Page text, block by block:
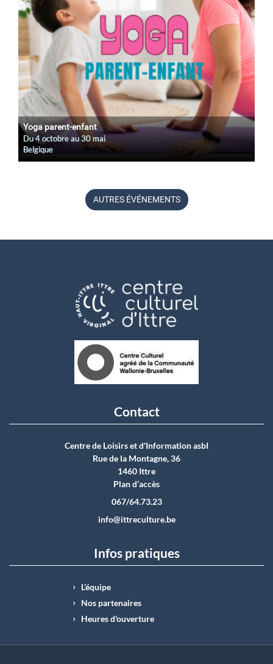
Yoga parent-enfant
Du 4 octobre au 30 mai
Belgique
AUTRES ÉVÉNEMENTS
Contact
Centre de Loisirs et d'Information asbI
Rue de la Montagne, 36
1460 Ittre
Plan d’accès
067/64.73.23
info@ittreculture.be
Infos pratiques
L’équipe
Nos partenaires
Heures d'ouverture